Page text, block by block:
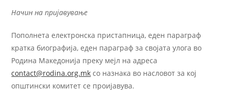
Начин на пријавување
Пополнета електронска пристапница, еден параграф
кратка биографија, еден параграф за својата улога во
Родина Македонија преку мејл на адреса
contact@rodina.org.mk со назнака во насловот за кој
општински комитет се проијавува.